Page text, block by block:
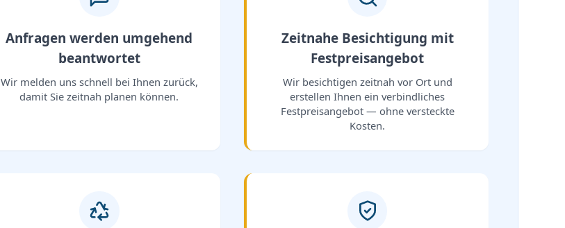
Anfragen werden umgehend
beantwortet
Wir melden uns schnell bei Ihnen zurück,
damit Sie zeitnah planen können.
Zeitnahe Besichtigung mit
Festpreisangebot
Wir besichtigen zeitnah vor Ort und
erstellen Ihnen ein verbindliches
Festpreisangebot — ohne versteckte
Kosten.